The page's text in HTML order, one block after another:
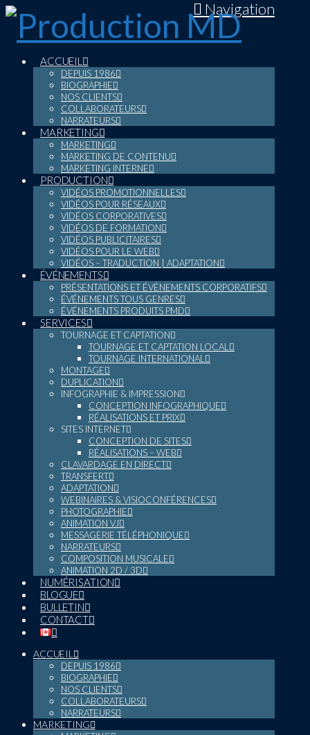
Navigation
ACCUEIL
DEPUIS 1986
BIOGRAPHIE
NOS CLIENTS
COLLABORATEURS
NARRATEURS
MARKETING
MARKETING
MARKETING DE CONTENU
MARKETING INTERNE
PRODUCTION
VIDÉOS PROMOTIONNELLES
VIDÉOS POUR RÉSEAUX
VIDÉOS CORPORATIVES
VIDÉOS DE FORMATION
VIDÉOS PUBLICITAIRES
VIDÉOS POUR LE WEB
VIDÉOS – TRADUCTION | ADAPTATION
ÉVÉNEMENTS
PRÉSENTATIONS ET ÉVÉNEMENTS CORPORATIFS
ÉVÉNEMENTS TOUS GENRES
ÉVÉNEMENTS PRODUITS PMD
SERVICES
TOURNAGE ET CAPTATION
TOURNAGE ET CAPTATION LOCAL
TOURNAGE INTERNATIONAL
MONTAGE
DUPLICATION
INFOGRAPHIE & IMPRESSION
CONCEPTION INFOGRAPHIQUE
RÉALISATIONS ET PRIX
SITES INTERNET
CONCEPTION DE SITES
RÉALISATIONS – WEB
CLAVARDAGE EN DIRECT
TRANSFERT
ADAPTATION
WEBINAIRES & VISIOCONFÉRENCES
PHOTOGRAPHIE
ANIMATION VJ
MESSAGERIE TÉLÉPHONIQUE
NARRATEURS
COMPOSITION MUSICALE
ANIMATION 2D / 3D
NUMÉRISATION
BLOGUE
BULLETIN
CONTACT
ACCUEIL
DEPUIS 1986
BIOGRAPHIE
NOS CLIENTS
COLLABORATEURS
NARRATEURS
MARKETING